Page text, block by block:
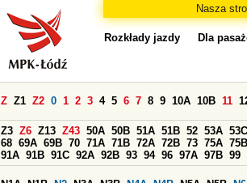
Nasza
Rozkłady jazdy Dla
Z Z1 Z2 0 1 2 3 4 5 6 7 8 9 10A 10B 11
Z3 Z6 Z13 Z43 50A 50B 51A 51B 52 53A 53C
68 69A 69B 70 71A 71B 72A 72B 73 75A 75B
91A 91B 91C 92A 92B 93 94 96 97A 97B 99